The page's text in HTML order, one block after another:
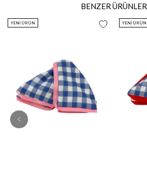
BENZER ÜRÜNLER
YENI ÜRÜN YENI ÜRÜN